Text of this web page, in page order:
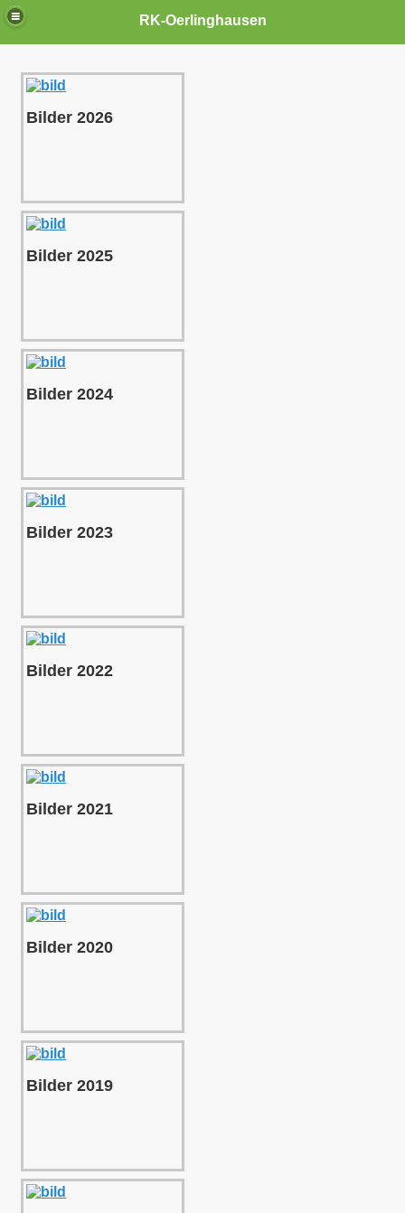
RK-Oerlinghausen
Bilder 2026
Bilder 2025
Bilder 2024
Bilder 2023
Bilder 2022
Bilder 2021
Bilder 2020
Bilder 2019